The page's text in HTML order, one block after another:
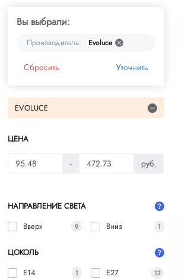
Вы выбрали:
Производитель: Evoluce
Сбросить Уточнить
EVOLUCE
ЦЕНА
- руб.
НАПРАВЛЕНИЕ СВЕТА
Вверх
9 Вниз 1
ЦОКОЛЬ
E14
1 E27 12